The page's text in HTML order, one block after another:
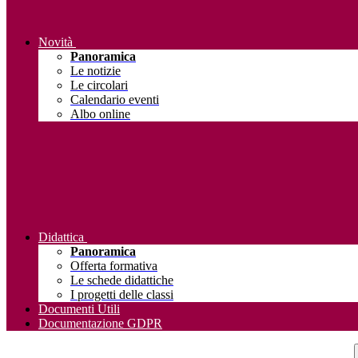
Novità
Panoramica
Le notizie
Le circolari
Calendario eventi
Albo online
Didattica
Panoramica
Offerta formativa
Le schede didattiche
I progetti delle classi
Documenti Utili
Documentazione GDPR